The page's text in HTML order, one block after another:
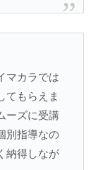
マカラでは
てもらえま
ーズに受講
別指導なの
納得しなが